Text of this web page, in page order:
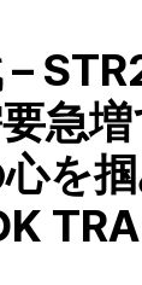
–
急
を